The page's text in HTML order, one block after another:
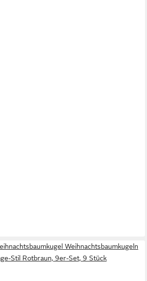
Weihnachtsbaumkugeln
Stil Rotbraun, 9er-Set, 9 Stück